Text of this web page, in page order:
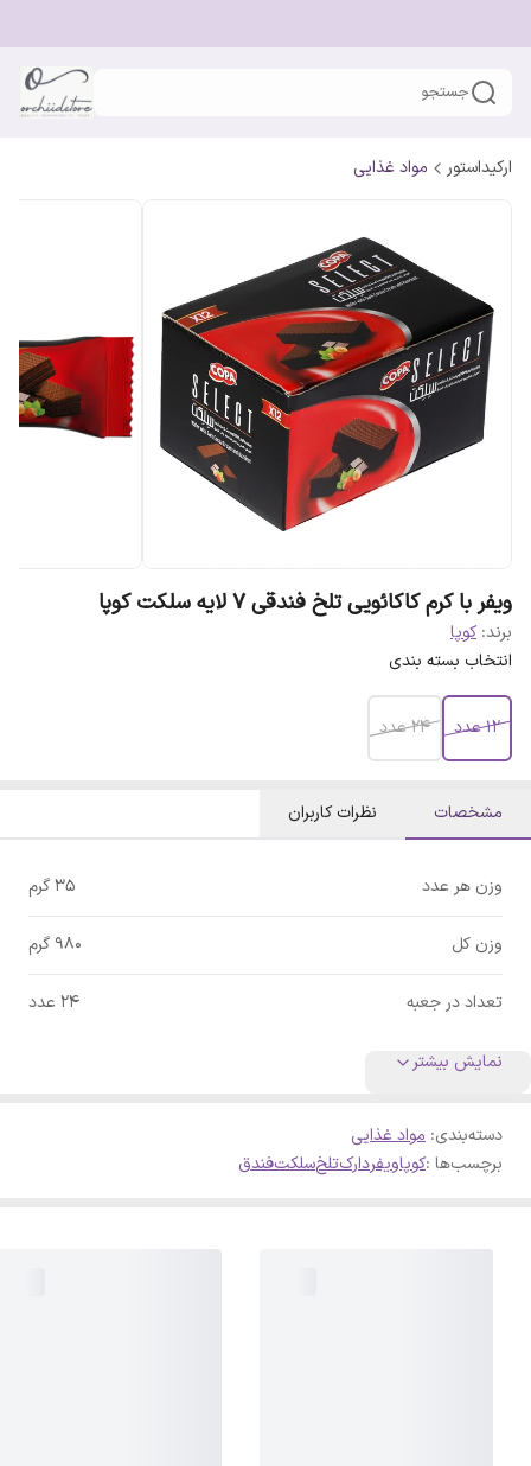
جستجو
ارکیداستور مواد غذایی
ویفر با کرم کاکائویی تلخ فندقی 7 لایه سلکت کوپا
برند: کوپا
انتخاب بسته بندی
12 عدد 24 عدد
مشخصات نظرات کاربران
وزن هر عدد 35 گرم
وزن کل 980 گرم
تعداد در جعبه 24 عدد
نمایش بیشتر
دسته‌بندی: مواد غذایی
برچسب‌ها :کوپاویفردارکتلخسلکتفندق